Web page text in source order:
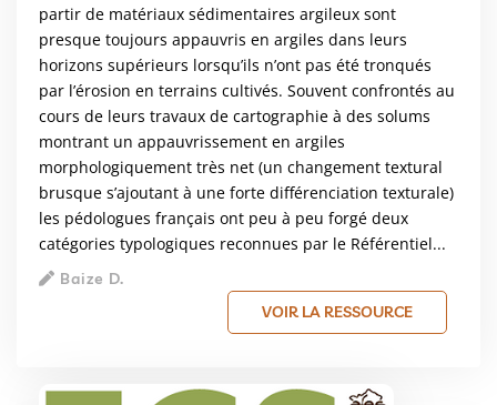
partir de matériaux sédimentaires argileux sont
presque toujours appauvris en argiles dans leurs
horizons supérieurs lorsqu’ils n’ont pas été tronqués
par l’érosion en terrains cultivés. Souvent confrontés au
cours de leurs travaux de cartographie à des solums
montrant un appauvrissement en argiles
morphologiquement très net (un changement textural
brusque s’ajoutant à une forte différenciation texturale)
les pédologues français ont peu à peu forgé deux
catégories typologiques reconnues par le Référentiel...
Baize D.
VOIR LA RESSOURCE